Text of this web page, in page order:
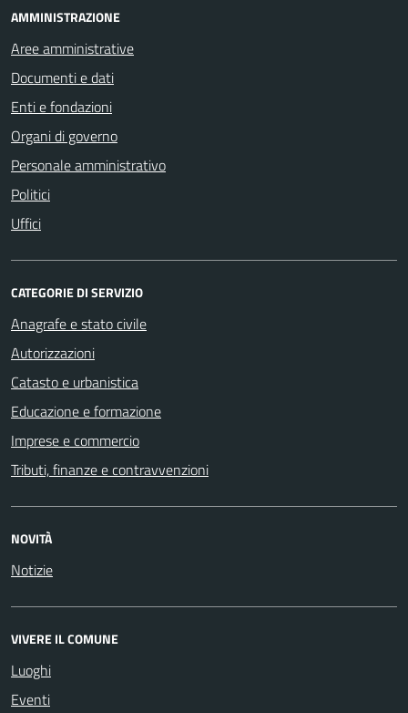
AMMINISTRAZIONE
Aree amministrative
Documenti e dati
Enti e fondazioni
Organi di governo
Personale amministrativo
Politici
Uffici
CATEGORIE DI SERVIZIO
Anagrafe e stato civile
Autorizzazioni
Catasto e urbanistica
Educazione e formazione
Imprese e commercio
Tributi, finanze e contravvenzioni
NOVITÀ
Notizie
VIVERE IL COMUNE
Luoghi
Eventi